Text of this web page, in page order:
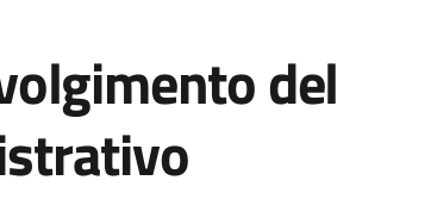
del